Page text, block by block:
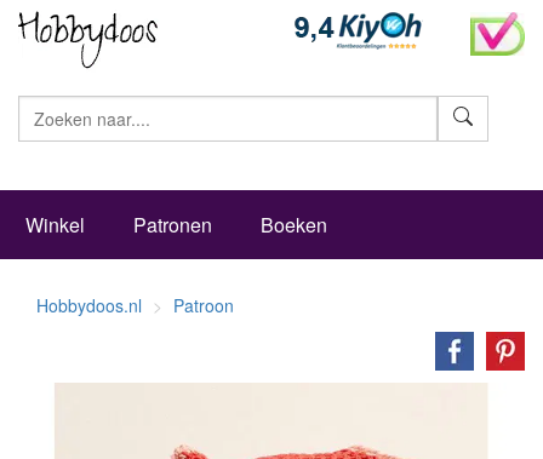
Winkel Patronen Boeken
Hobbydoos.nl Patroon